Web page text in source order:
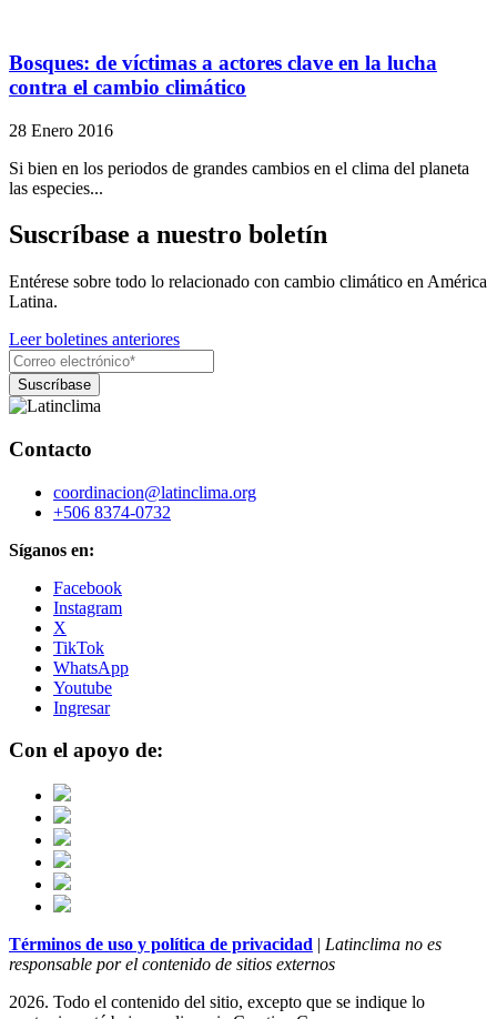
Bosques: de víctimas a actores clave en la lucha
contra el cambio climático
28 Enero 2016
Si bien en los periodos de grandes cambios en el clima del planeta
las especies...
Suscríbase a nuestro boletín
Entérese sobre todo lo relacionado con cambio climático en América
Latina.
Leer boletines anteriores
Contacto
coordinacion@latinclima.org
+506 8374-0732
Síganos en:
Facebook
Instagram
X
TikTok
WhatsApp
Youtube
Ingresar
Con el apoyo de:
Términos de uso y política de privacidad | Latinclima no es
responsable por el contenido de sitios externos
2026. Todo el contenido del sitio, excepto que se indique lo